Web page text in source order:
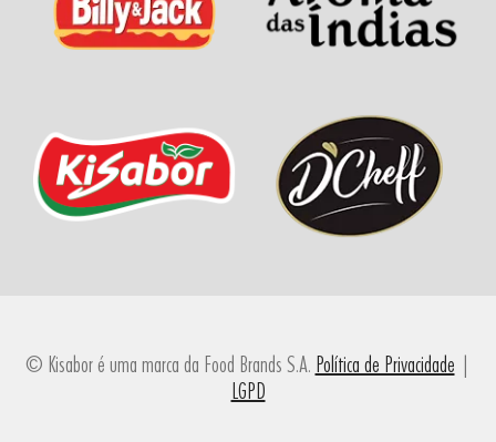
© Kisabor é uma marca da Food Brands S.A. Política de Privacidade |
LGPD